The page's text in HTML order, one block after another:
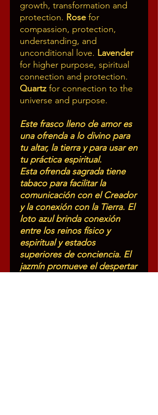
growth, transformation and
protection. Rose for
compassion, protection,
understanding, and
unconditional love. Lavender
for higher purpose, spiritual
connection and protection.
Quartz for connection to the
universe and purpose.
Este frasco lleno de amor es
una ofrenda a lo divino para
tu altar, la tierra y para usar en
tu práctica espiritual.
Esta ofrenda sagrada tiene
tabaco para facilitar la
comunicación con el Creador
y la conexión con la Tierra. El
loto azul brinda conexión
entre los reinos físico y
espiritual y estados
superiores de conciencia. El
jazmín promueve el despertar